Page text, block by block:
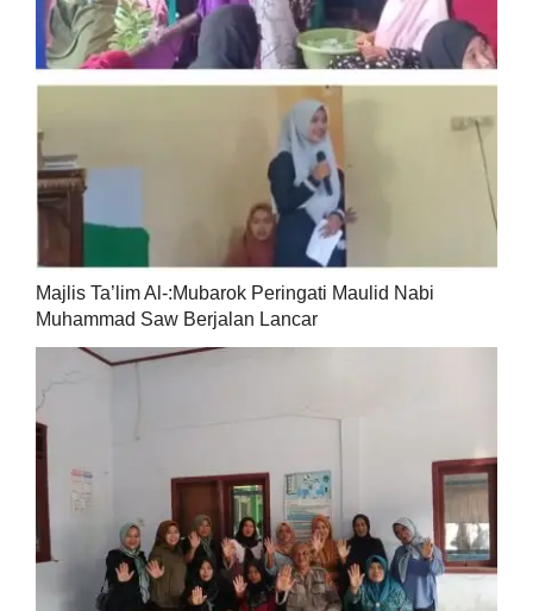
Majlis Ta’lim Al-:Mubarok Peringati Maulid Nabi
Muhammad Saw Berjalan Lancar